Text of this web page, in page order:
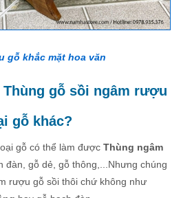
gỗ khắc mặt hoa văn
gỗ sồi ngâm rượu
gỗ khác?
gỗ có thể làm được Thùng ngâm
đàn, gỗ dẻ, gỗ thông,...Nhưng chúng
rượu gỗ sồi thôi chứ không như